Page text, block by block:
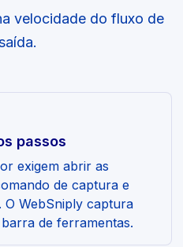
velocidade do fluxo de
passos
exigem abrir as
de captura e
WebSniply captura
de ferramentas.